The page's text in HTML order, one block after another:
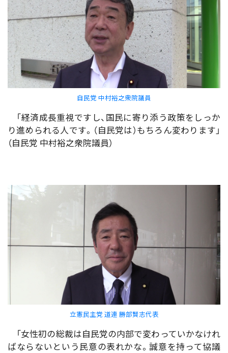
自民党 中村裕之衆院議員
「経済成長重視ですし、国民に寄り添う政策をしっか
り進められる人です。（自民党は）もちろん変わります」
（自民党 中村裕之衆院議員）
立憲民主党 道連 勝部賢志代表
「女性初の総裁は自民党の内部で変わっていかなけれ
ばならないという民意の表れかな。誠意を持って協議